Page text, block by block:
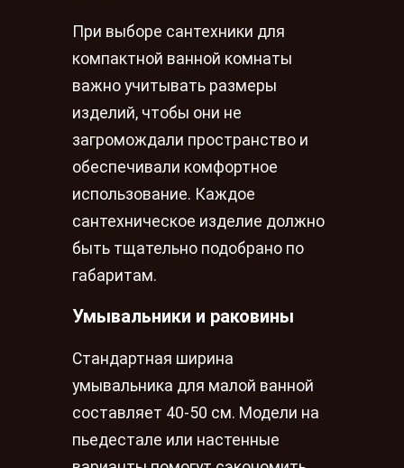
При выборе сантехники для
компактной ванной комнаты
важно учитывать размеры
изделий, чтобы они не
загромождали пространство и
обеспечивали комфортное
использование. Каждое
сантехническое изделие должно
быть тщательно подобрано по
габаритам.
Умывальники и раковины
Стандартная ширина
умывальника для малой ванной
составляет 40-50 см. Модели на
пьедестале или настенные